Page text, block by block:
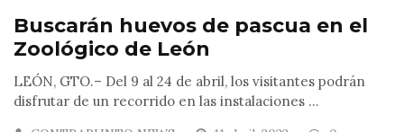
Buscarán huevos de pascua en el
Zoológico de León
LEÓN, GTO.– Del 9 al 24 de abril, los visitantes podrán
disfrutar de un recorrido en las instalaciones ...